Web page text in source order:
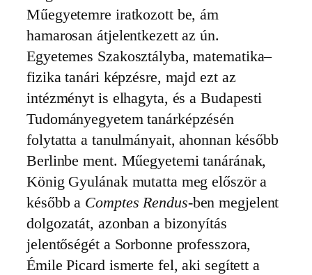
Műegyetemre iratkozott be, ám
hamarosan átjelentkezett az ún.
Egyetemes Szakosztályba, matematika–
fizika tanári képzésre, majd ezt az
intézményt is elhagyta, és a Budapesti
Tudományegyetem tanárképzésén
folytatta a tanulmányait, ahonnan később
Berlinbe ment. Műegyetemi tanárának,
König Gyulának mutatta meg először a
később a Comptes Rendus-ben megjelent
dolgozatát, azonban a bizonyítás
jelentőségét a Sorbonne professzora,
Émile Picard ismerte fel, aki segített a